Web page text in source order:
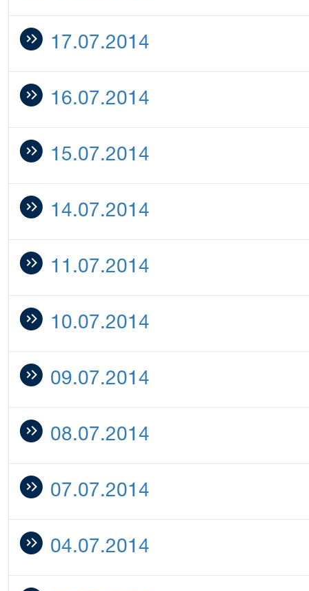
17.07.2014
16.07.2014
15.07.2014
14.07.2014
11.07.2014
10.07.2014
09.07.2014
08.07.2014
07.07.2014
04.07.2014